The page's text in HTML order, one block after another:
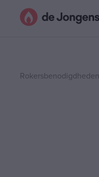
Rokersbenodigdheden